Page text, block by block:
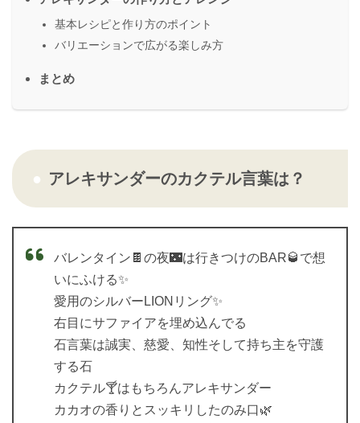
基本レシピと作り方のポイント
バリエーションで広がる楽しみ方
まとめ
アレキサンダーのカクテル言葉は？
バレンタイン🍫の夜🌃は行きつけのBAR🥃で想
いにふける✨️
愛用のシルバーLIONリング✨️
右目にサファイアを埋め込んでる
石言葉は誠実、慈愛、知性そして持ち主を守護
する石
カクテル🍸はもちろんアレキサンダー
カカオの香りとスッキリしたのみ口🌿